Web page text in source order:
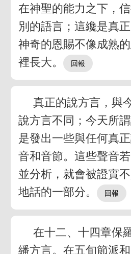
在神聖的能力之下，
別的語言；這纔是真
神奇的恩賜不像成熟
裡長大。
真正的說方言，與
說方言不同；今天所
是發出一些與任何真
音和音節。這些聲音
並分析，就會被證實
地話的一部分。
在十二、十四章保
繙方言。在五旬節派